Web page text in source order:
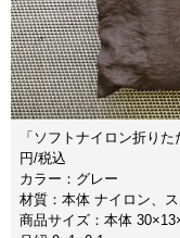
「ソフトナイロン折り
円/税込
カラー：グレー
材質：本体 ナイロン、
商品サイズ：本体